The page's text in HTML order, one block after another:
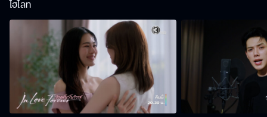
ไฮไลท์